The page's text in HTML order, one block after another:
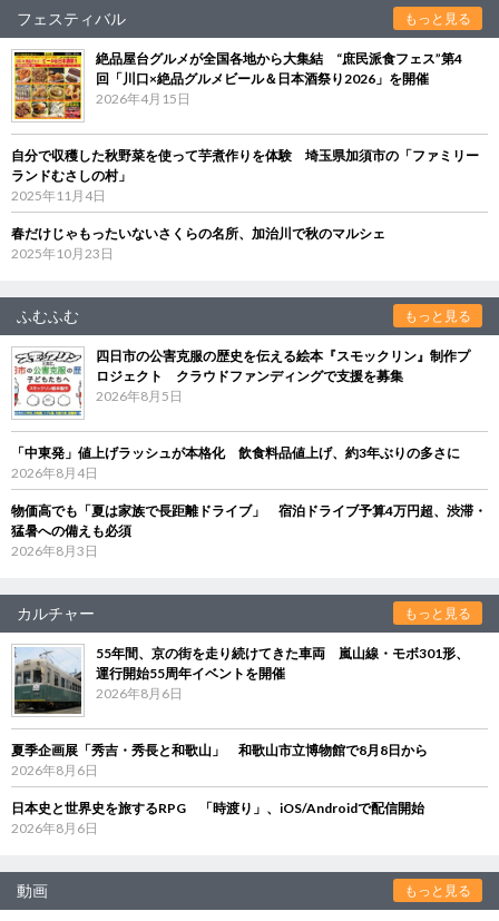
フェスティバル もっと見る
絶品屋台グルメが全国各地から大集結 “庶民派食フェス”第4
回「川口×絶品グルメビール＆日本酒祭り2026」を開催
2026年4月15日
自分で収穫した秋野菜を使って芋煮作りを体験 埼玉県加須市の「ファミリー
ランドむさしの村」
2025年11月4日
春だけじゃもったいないさくらの名所、加治川で秋のマルシェ
2025年10月23日
ふむふむ もっと見る
四日市の公害克服の歴史を伝える絵本『スモックリン』制作プ
ロジェクト クラウドファンディングで支援を募集
2026年8月5日
「中東発」値上げラッシュが本格化 飲食料品値上げ、約3年ぶりの多さに
2026年8月4日
物価高でも「夏は家族で長距離ドライブ」 宿泊ドライブ予算4万円超、渋滞・
猛暑への備えも必須
2026年8月3日
カルチャー もっと見る
55年間、京の街を走り続けてきた車両 嵐山線・モボ301形、
運行開始55周年イベントを開催
2026年8月6日
夏季企画展「秀吉・秀長と和歌山」 和歌山市立博物館で8月8日から
2026年8月6日
日本史と世界史を旅するRPG 「時渡り」、iOS/Androidで配信開始
2026年8月6日
動画 もっと見る